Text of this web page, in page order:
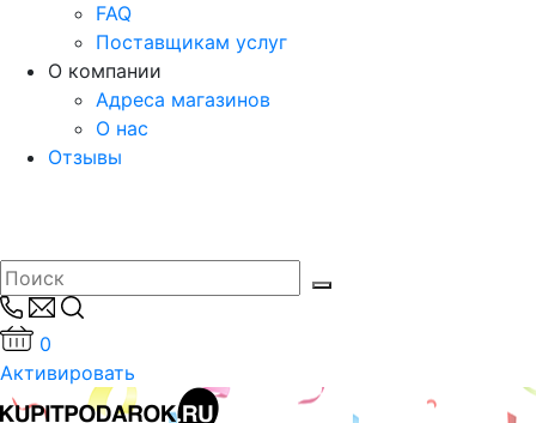
FAQ
Поставщикам услуг
О компании
Адреса магазинов
О нас
Отзывы
0
Активировать